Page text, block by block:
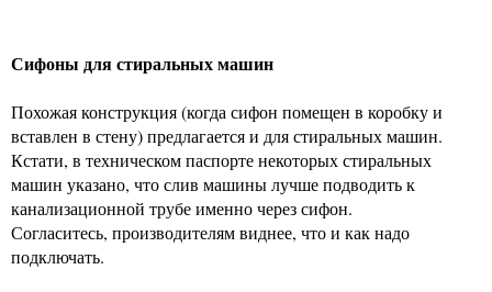
Сифоны для стиральных машин
Похожая конструкция (когда сифон помещен в коробку и
вставлен в стену) предлагается и для стиральных машин.
Кстати, в техническом паспорте некоторых стиральных
машин указано, что слив машины лучше подводить к
канализационной трубе именно через сифон.
Согласитесь, производителям виднее, что и как надо
подключать.